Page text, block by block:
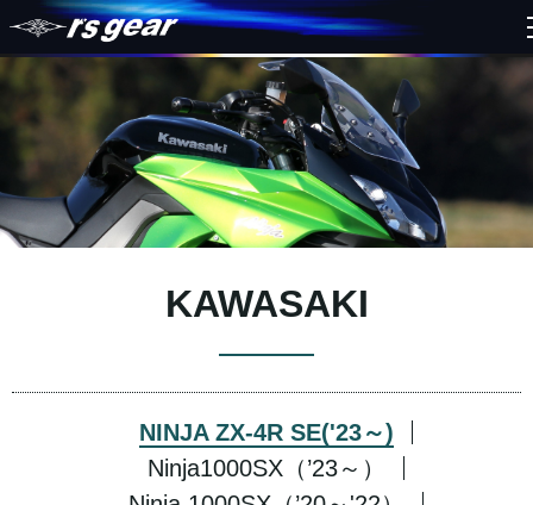
KAWASAKI
NINJA ZX-4R SE('23～)
Ninja1000SX（’23～）